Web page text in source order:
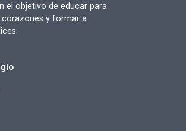
el objetivo de educar para
y formar a